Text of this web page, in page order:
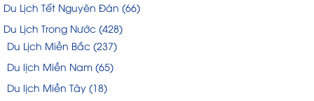
Du Lịch Tết Nguyên Đán (66)
Du Lịch Trong Nước (428)
Du Lịch Miền Bắc (237)
Du lịch Miền Nam (65)
Du lịch Miền Tây (18)